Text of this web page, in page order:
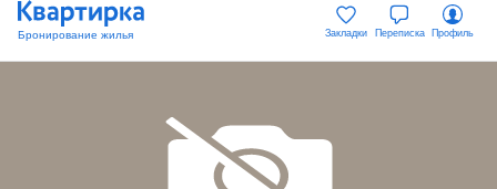
Закладки Переписка Профиль